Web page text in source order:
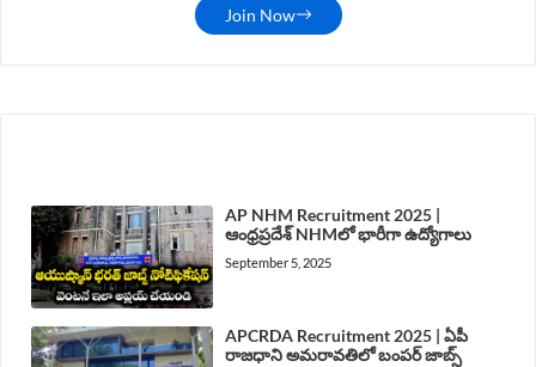
Join Now
AP NHM Recruitment 2025 |
ఆంధ్రప్రదేశ్ NHMలో భారీగా ఉద్యోగాలు
September 5, 2025
APCRDA Recruitment 2025 | ఏపీ
రాజధాని అమరావతిలో బంపర్ జాబ్స్